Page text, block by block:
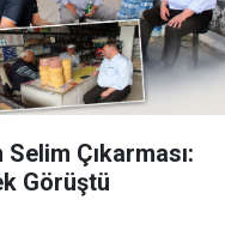
Selim Çıkarması:
Görüştü